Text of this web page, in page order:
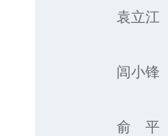
袁立江
闾小锋
俞 平